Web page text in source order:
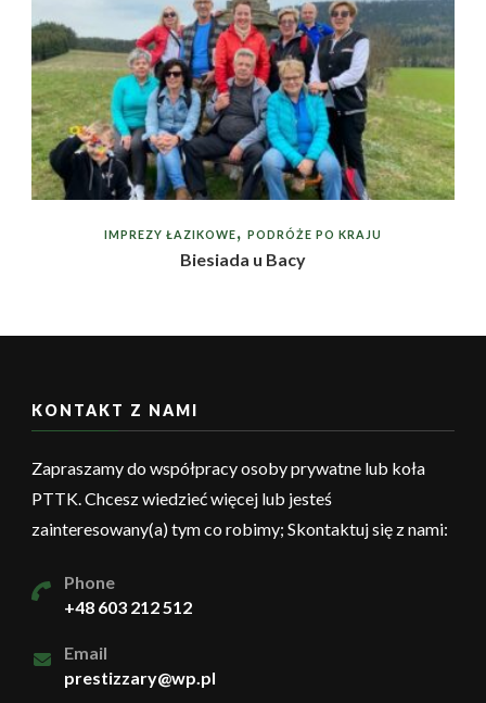
IMPREZY ŁAZIKOWE PODRÓŻE PO KRAJU
Biesiada u Bacy
KONTAKT Z NAMI
Zapraszamy do współpracy osoby prywatne lub koła
PTTK. Chcesz wiedzieć więcej lub jesteś
zainteresowany(a) tym co robimy; Skontaktuj się z nami:
Phone
+48 603 212 512
Email
prestizzary@wp.pl